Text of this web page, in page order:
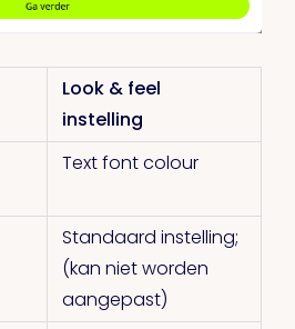
Look & feel
instelling
Text font colour
Standaard instelling;
(kan niet worden
aangepast)